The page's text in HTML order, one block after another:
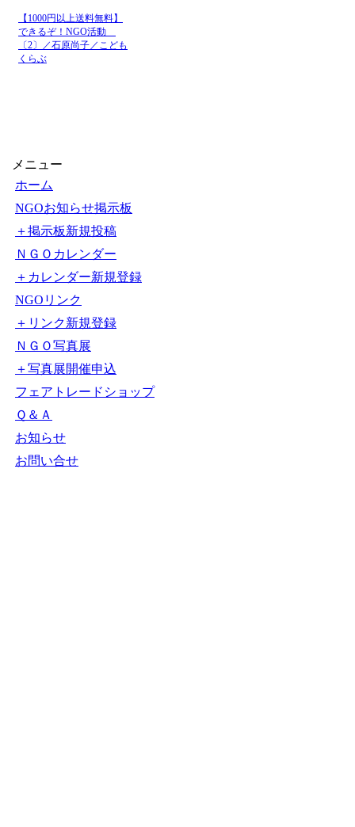
くらぶ
ホーム
NGOお知らせ掲示板
＋掲示板新規投稿
ＮＧＯカレンダー
＋カレンダー新規登録
NGOリンク
＋リンク新規登録
ＮＧＯ写真展
＋写真展開催申込